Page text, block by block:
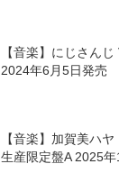
【音楽】にじさん
2024年6月5日発売
【音楽】加賀美ハ
生産限定盤A 2025